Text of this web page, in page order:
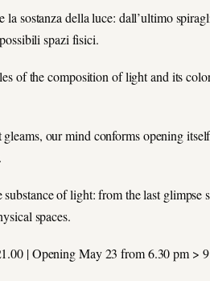
sostanza della luce: dall’ultimo
spazi fisici.
the composition of light and its
our mind conforms opening
of light: from the last glimpse
spaces.
| Opening May 23 from 6.30 pm >